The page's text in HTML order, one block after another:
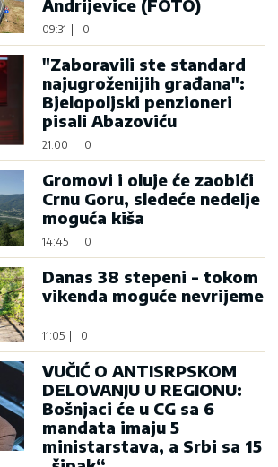
Andrijevice (FOTO)
09:31 | 0
"Zaboravili ste standard
najugroženijih građana":
Bjelopoljski penzioneri
pisali Abazoviću
21:00 | 0
Gromovi i oluje će zaobići
Crnu Goru, sledeće nedelje
moguća kiša
14:45 | 0
Danas 38 stepeni - tokom
vikenda moguće nevrijeme
11:05 0
VUČIĆ O ANTISRPSKOM
DELOVANJU U REGIONU:
Bošnjaci će u CG sa 6
mandata imaju 5
ministarstava, a Srbi sa 15